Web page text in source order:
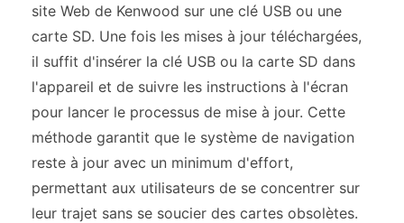
site Web de Kenwood sur une clé USB ou une
carte SD. Une fois les mises à jour téléchargées,
il suffit d'insérer la clé USB ou la carte SD dans
l'appareil et de suivre les instructions à l'écran
pour lancer le processus de mise à jour. Cette
méthode garantit que le système de navigation
reste à jour avec un minimum d'effort,
permettant aux utilisateurs de se concentrer sur
leur trajet sans se soucier des cartes obsolètes.